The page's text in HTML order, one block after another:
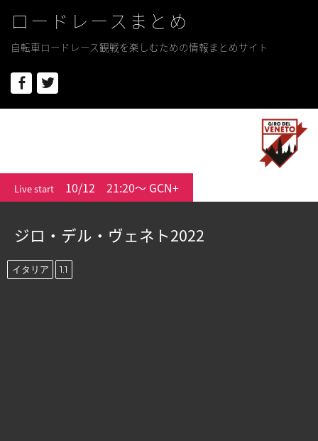
ロードレースまとめ
自転車ロードレース観戦を楽しむための情報まとめサイト
Facebook
Live start 10/12 21:20〜 GCN+
ジロ・デル・ヴェネト2022
イタリア 1.1